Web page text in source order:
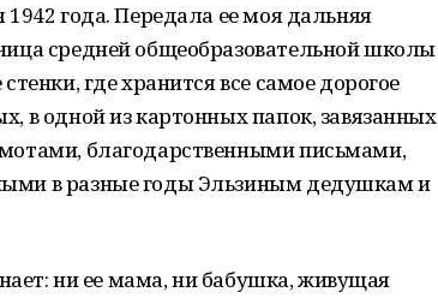
года. Передала ее моя дальняя
средней общеобразовательной школы
где хранится все самое дорогое
в одной из картонных папок, завязанных
благодарственными письмами,
в разные годы Эльзиным дедушкам и
ни ее мама, ни бабушка, живущая